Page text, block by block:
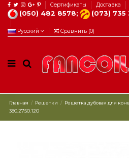
Сертификаты Доставка
(050) 482 8578; (073) 735
Русский Сравнить (0)
Главная Решетки
Решетка дубовая для
380.2750.120